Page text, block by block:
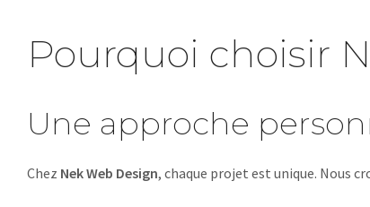
Pourquoi choisir
Une approche
Chez Nek Web Design, chaque projet est unique. Nous